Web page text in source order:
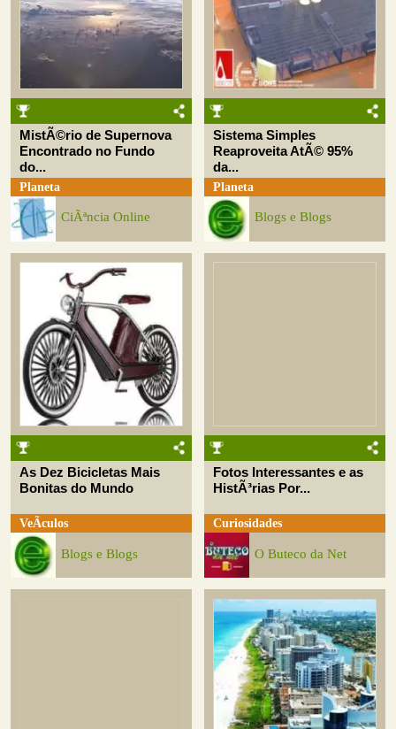
MistÃ©rio de Supernova
Encontrado no Fundo
do...
Planeta
CiÃªncia Online
Sistema Simples
Reaproveita AtÃ© 95%
da...
Planeta
Blogs e Blogs
As Dez Bicicletas Mais
Bonitas do Mundo
VeÃ­culos
Blogs e Blogs
Fotos Interessantes e as
HistÃ³rias Por...
Curiosidades
O Buteco da Net